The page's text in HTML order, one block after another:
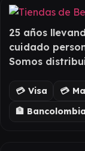
25 años
cuidado
Somos
💳 Visa 💳
🏦 Bancolombia